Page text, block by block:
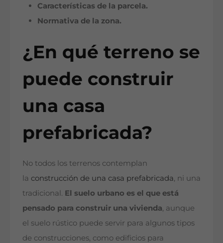
Características de la parcela.
Normativa de la zona.
¿En qué terreno se
puede construir
una casa
prefabricada?
No todos los terrenos contemplan
la construcción de una casa prefabricada , ni una
tradicional. El suelo urbano es el que está
pensado para construir una vivienda , aunque
el suelo rústico puede servir para algunos tipos
de construcciones, como edificios para